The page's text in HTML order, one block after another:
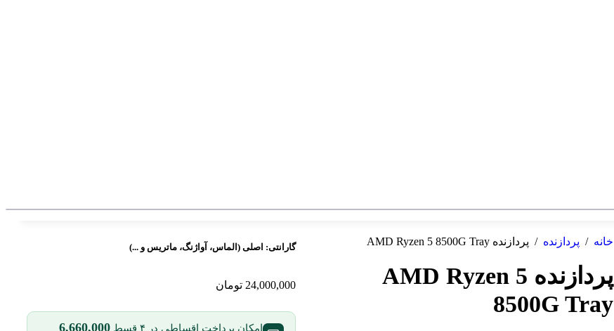
خانه / پردازنده / پردازنده AMD Ryzen 5 8500G Tray
پردازنده AMD Ryzen 5
8500G Tray
گارانتی: اصلی (الماس، آواژنگ، ماتریس و ...)
24,000,000 تومان
امکان پرداخت اقساطی در ۴ قسط 6,660,000